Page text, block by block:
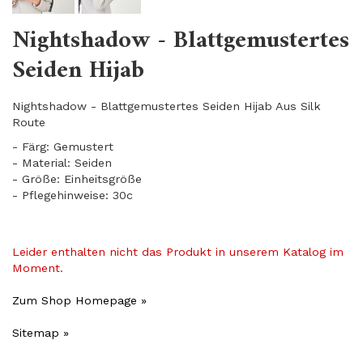
Nightshadow - Blattgemustertes
Seiden Hijab
Nightshadow - Blattgemustertes Seiden Hijab Aus Silk
Route
- Färg: Gemustert
- Material: Seiden
- Größe: Einheitsgröße
- Pflegehinweise: 30c
Leider enthalten nicht das Produkt in unserem Katalog im
Moment.
Zum Shop Homepage »
Sitemap »